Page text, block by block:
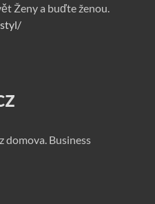
Ženy a buďte ženou.
domova. Business